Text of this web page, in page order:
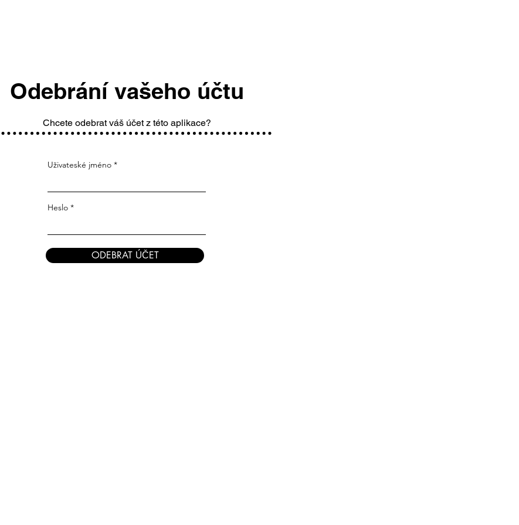
Odebrání vašeho účtu
Chcete odebrat váš účet z této aplikace?
Uživateské jméno
Heslo
ODEBRAT ÚČET